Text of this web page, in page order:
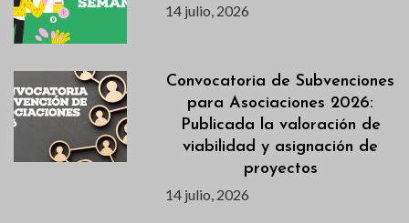
14 julio, 2026
Convocatoria de Subvenciones
para Asociaciones 2026:
Publicada la valoración de
viabilidad y asignación de
proyectos
14 julio, 2026